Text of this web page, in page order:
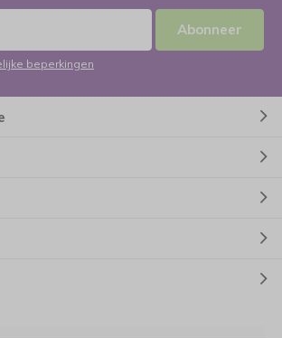
Abonneer
beperkingen